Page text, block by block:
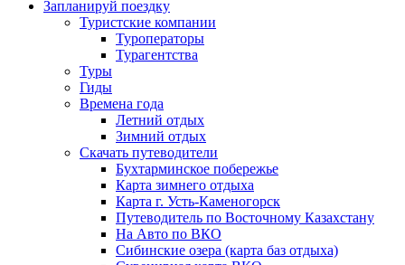
Запланируй поездку
Туристские компании
Туроператоры
Турагентства
Туры
Гиды
Времена года
Летний отдых
Зимний отдых
Скачать путеводители
Бухтарминское побережье
Карта зимнего отдыха
Карта г. Усть-Каменогорск
Путеводитель по Восточному Казахстану
На Авто по ВКО
Сибинские озера (карта баз отдыха)